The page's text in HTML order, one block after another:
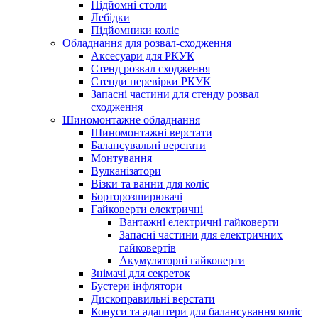
Підйомні столи
Лебідки
Підйомники коліс
Обладнання для розвал-сходження
Аксесуари для РКУК
Стенд розвал сходження
Стенди перевірки РКУК
Запасні частини для стенду розвал
сходження
Шиномонтажне обладнання
Шиномонтажні верстати
Балансувальні верстати
Монтування
Вулканізатори
Візки та ванни для коліс
Борторозширювачі
Гайковерти електричні
Вантажні електричні гайковерти
Запасні частини для електричних
гайковертів
Акумуляторні гайковерти
Знімачі для секреток
Бустери інфлятори
Дископравильні верстати
Конуси та адаптери для балансування коліс